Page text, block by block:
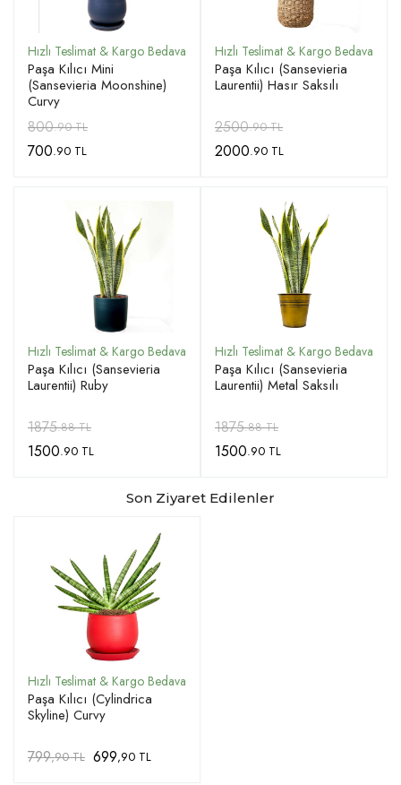
Paşa Kılıcı Mini
(Sansevieria Moonshine)
Curvy
800.90 TL
700.90 TL
Paşa Kılıcı (Sansevieria
Laurentii) Hasır Saksılı
2500.90 TL
2000.90 TL
Paşa Kılıcı (Sansevieria
Laurentii) Ruby
1875.88 TL
1500.90 TL
Paşa Kılıcı (Sansevieria
Laurentii) Metal Saksılı
1875.88 TL
1500.90 TL
Son Ziyaret Edilenler
Paşa Kılıcı (Cylindrica
Skyline) Curvy
799,90 TL 699,90 TL